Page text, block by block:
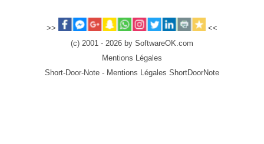
>>
<<
(c) 2001 - 2026 by SoftwareOK.com
Mentions Légales
Short-Door-Note - Mentions Légales ShortDoorNote